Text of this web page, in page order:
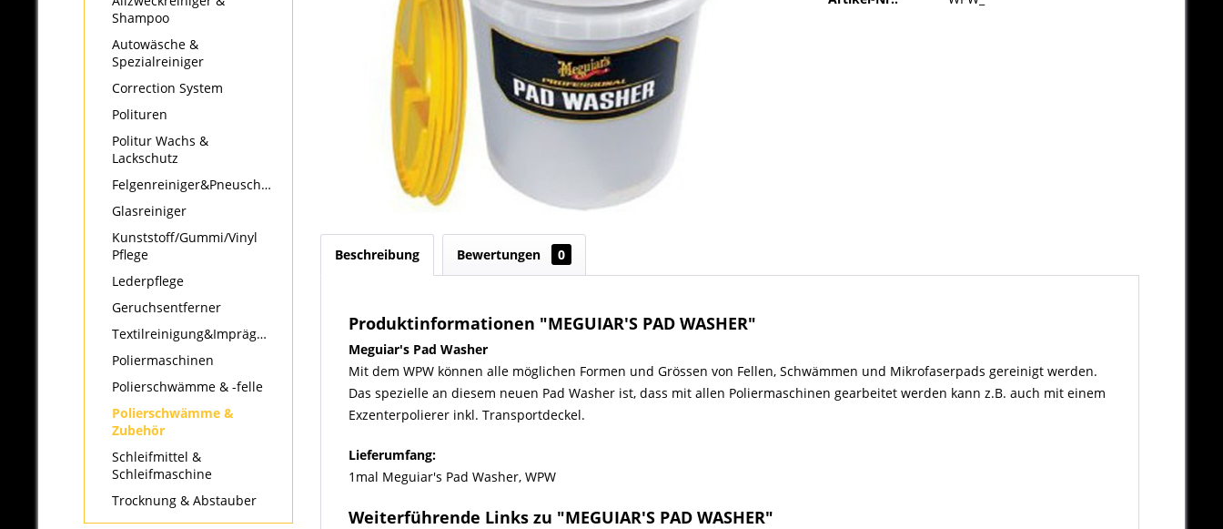
Shampoo
Autowäsche &
Spezialreiniger
Correction System
Polituren
Politur Wachs &
Lackschutz
Felgenreiniger&Pneuschwärzer
Glasreiniger
Kunststoff/Gummi/Vinyl
Pflege
Lederpflege
Geruchsentferner
Textilreinigung&Imprägnierung
Poliermaschinen
Polierschwämme & -felle
Polierschwämme &
Zubehör
Schleifmittel &
Schleifmaschine
Trocknung & Abstauber
Beschreibung Bewertungen 0
Produktinformationen "MEGUIAR'S PAD WASHER"
Meguiar's Pad Washer
Mit dem WPW können alle möglichen Formen und Grössen von Fellen, Schwämmen und Mikrofaserpads gereinigt werden.
Das spezielle an diesem neuen Pad Washer ist, dass mit allen Poliermaschinen gearbeitet werden kann z.B. auch mit einem
Exzenterpolierer inkl. Transportdeckel.
Lieferumfang:
1mal Meguiar's Pad Washer, WPW
Weiterführende Links zu "MEGUIAR'S PAD WASHER"